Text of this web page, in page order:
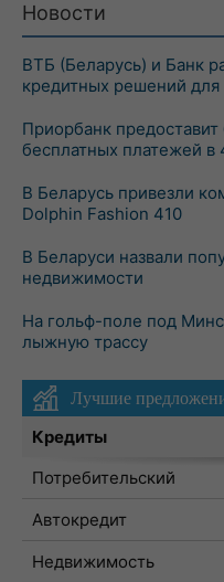
Новости
ВТБ (Беларусь) и Банк
кредитных решений
Приорбанк
бесплатных платежей в
В Беларусь привезли
Dolphin Fashion 410
В Беларуси назвали
недвижимости
На гольф-поле под
лыжную трассу
Лучшие
Кредиты
Потребительский
Автокредит
Недвижимость